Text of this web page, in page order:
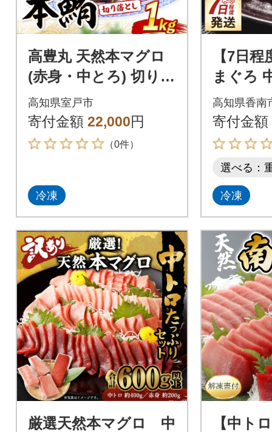
高豊丸 天然本マグロ
(赤身・中とろ) 切り落
とし 100g×10パック
1kg
高知県室戸市
寄付金額 22,000円
（0件）
冷凍
【7日
まぐろ
1冊 養
高知県香南
寄付金額
選べる：
冷凍
厳選天然本マグロ 中
【中ト